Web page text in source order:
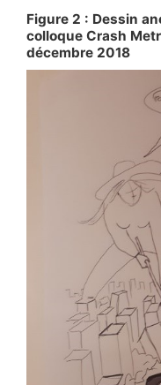
Figure 2 : Dessin
colloque Crash
décembre 2018